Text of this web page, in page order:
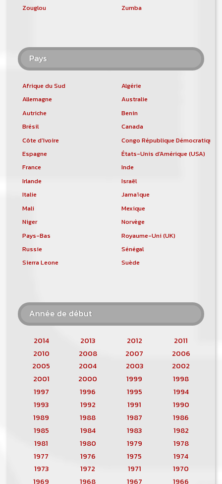
Zouglou
Zumba
Pays
Afrique du Sud
Algérie
Allemagne
Australie
Autriche
Benin
Brésil
Canada
Côte d'Ivoire
Congo République Démocratique
Espagne
États-Unis d'Amérique (USA)
France
Inde
Irlande
Israël
Italie
Jamaïque
Mali
Mexique
Niger
Norvège
Pays-Bas
Royaume-Uni (UK)
Russie
Sénégal
Sierra Leone
Suède
Année de début
2014 2013 2012
2011
2010
2008 2007
2006
2005
2004 2003
2002
2001
2000 1999
1998
1997
1996 1995
1994
1993
1992 1991
1990
1989
1988 1987
1986
1985
1984 1983
1982
1981
1980 1979
1978
1977
1976 1975
1974
1973
1972 1971
1970
1969
1968 1967
1966